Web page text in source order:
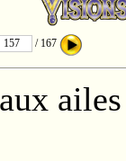
/ 167
ailes